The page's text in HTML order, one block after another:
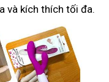
và kích thích tối đa.